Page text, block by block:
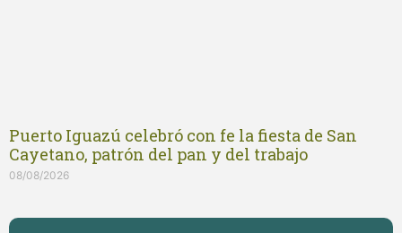
Puerto Iguazú celebró con fe la fiesta de San
Cayetano, patrón del pan y del trabajo
08/08/2026